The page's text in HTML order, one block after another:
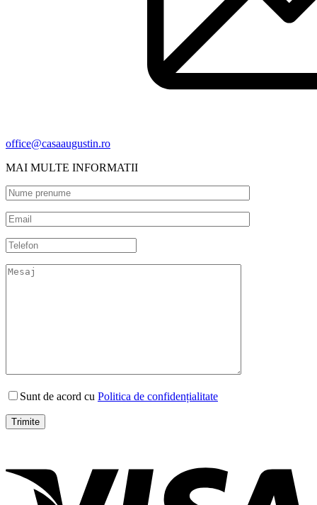
office@casaaugustin.ro
MAI MULTE INFORMATII
Sunt de acord cu Politica de confidențialitate